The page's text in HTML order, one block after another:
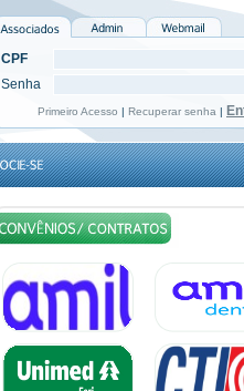
CPF
Senha
Primeiro Acesso | Recuperar senha |